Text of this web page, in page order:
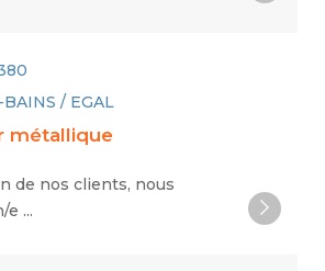
/ EGAL
métallique
de nos clients, nous
...